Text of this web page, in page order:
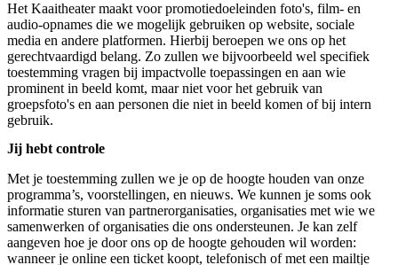
Het Kaaitheater maakt voor promotiedoeleinden foto's, film- en
audio-opnames die we mogelijk gebruiken op website, sociale
media en andere platformen. Hierbij beroepen we ons op het
gerechtvaardigd belang. Zo zullen we bijvoorbeeld wel specifiek
toestemming vragen bij impactvolle toepassingen en aan wie
prominent in beeld komt, maar niet voor het gebruik van
groepsfoto's en aan personen die niet in beeld komen of bij intern
gebruik.
Jij hebt controle
Met je toestemming zullen we je op de hoogte houden van onze
programma’s, voorstellingen, en nieuws. We kunnen je soms ook
informatie sturen van partnerorganisaties, organisaties met wie we
samenwerken of organisaties die ons ondersteunen. Je kan zelf
aangeven hoe je door ons op de hoogte gehouden wil worden:
wanneer je online een ticket koopt, telefonisch of met een mailtje